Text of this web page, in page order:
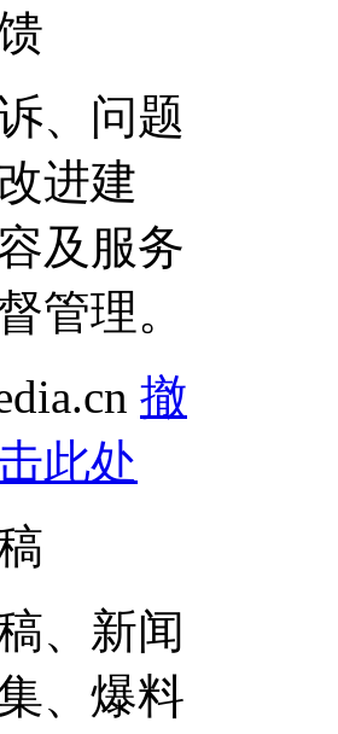
、问题
进建
及服务
管理。
撤
此处
、新闻
、爆料